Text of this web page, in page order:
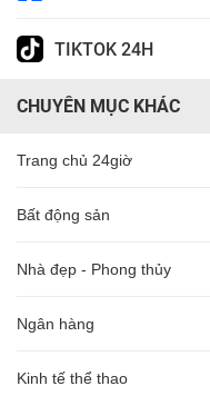
TIKTOK 24H
CHUYÊN MỤC KHÁC
Trang chủ 24giờ
Bất động sản
Nhà đẹp - Phong thủy
Ngân hàng
Kinh tế thể thao